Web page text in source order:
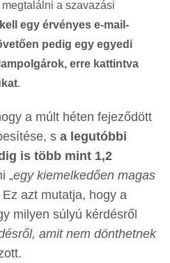
a szavazási
egy érvényes e-mail-
pedig egy egyedi
erre kattintva
.
a múlt héten fejeződött
s a legutóbbi
is több mint 1,2
„egy kiemelkedően magas
Ez azt mutatja, hogy a
milyen súlyú kérdésről
amit nem dönthetnek